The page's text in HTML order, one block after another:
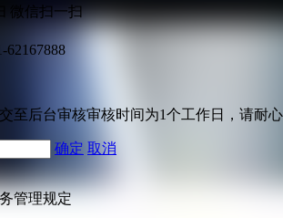
微信扫一扫
62167888
至后台审核审核时间为1个工作日，请耐
确定 取消
管理规定